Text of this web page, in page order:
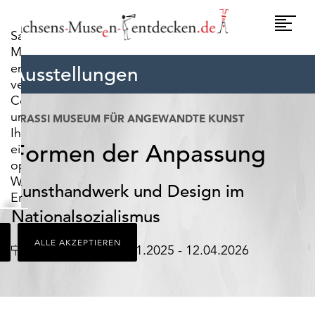
Sachsens-
Museen-
entdecken.de
verwendet
Cookies,
um
Ihnen
ein
optimales
Webseiten-
Erlebnis
zu
bieten.
Dazu
zählen
die
ALLE AKZEPTIEREN
Ausstellungen
GRASSI MUSEUM FÜR ANGEWANDTE KUNST
Formen der Anpassung
Kunsthandwerk und Design im
Nationalsozialismus
Ort Leipzig Datum27.11.2025 - 12.04.2026